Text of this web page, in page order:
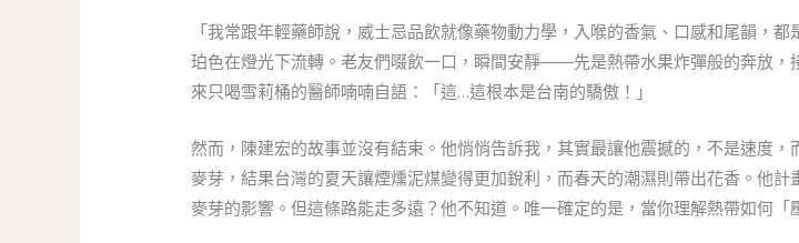
「我常跟年輕藥師說，威士忌品飲就像藥物動力學，入喉的香氣、口感和尾韻，
珀色在燈光下流轉。老友們啜飲一口，瞬間安靜——先是熱帶水果炸彈般的奔放，
來只喝雪莉桶的醫師喃喃自語：「這…這根本是台南的驕傲！」
然而，陳建宏的故事並沒有結束。他悄悄告訴我，其實最讓他震撼的，不是速度
麥芽，結果台灣的夏天讓煙燻泥煤變得更加銳利，而春天的潮濕則帶出花香。他
麥芽的影響。但這條路能走多遠？他不知道。唯一確定的是，當你理解熱帶如何